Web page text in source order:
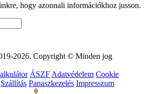
hogy azonnali információkhoz jusson.
2026. Copyright © Minden jog
ÁSZF Adatvédelem Cookie
Szállítás Panaszkezelés Impresszum